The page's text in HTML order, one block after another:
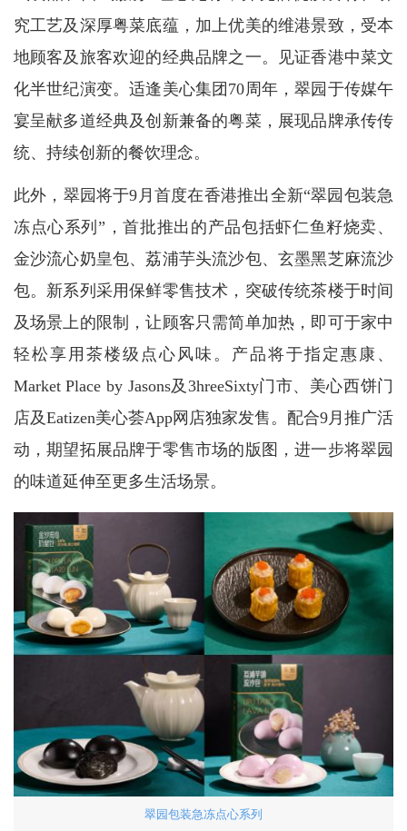
究工艺及深厚粤菜底蕴，加上优美的维港景致，受本
地顾客及旅客欢迎的经典品牌之一。见证香港中菜文
化半世纪演变。适逢美心集团70周年，翠园于传媒午
宴呈献多道经典及创新兼备的粤菜，展现品牌承传传
统、持续创新的餐饮理念。
此外，翠园将于9月首度在香港推出全新“翠园包装急
冻点心系列”，首批推出的产品包括虾仁鱼籽烧卖、
金沙流心奶皇包、荔浦芋头流沙包、玄墨黑芝麻流沙
包。新系列采用保鲜零售技术，突破传统茶楼于时间
及场景上的限制，让顾客只需简单加热，即可于家中
轻松享用茶楼级点心风味。产品将于指定惠康、
Market Place by Jasons及3hreeSixty门市、美心西饼门
店及Eatizen美心荟App网店独家发售。配合9月推广活
动，期望拓展品牌于零售市场的版图，进一步将翠园
的味道延伸至更多生活场景。
翠园包装急冻点心系列